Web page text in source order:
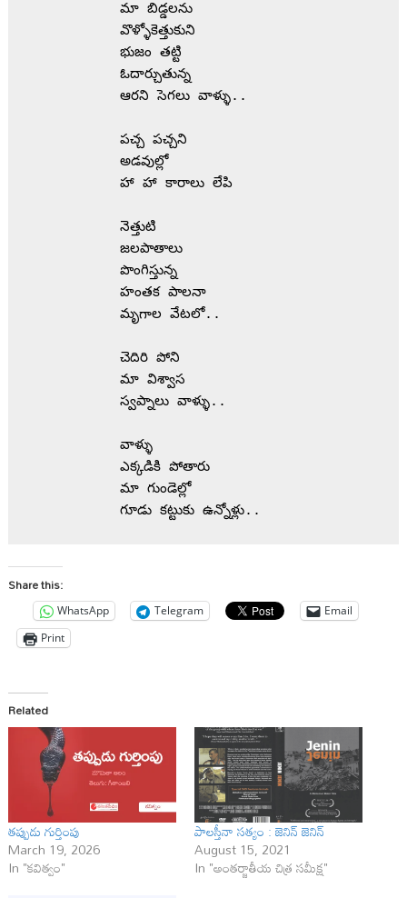
           మా బిడ్డలను
           వొళ్ళోకెత్తుకుని
           భుజం తట్టి
           ఓదార్చుతున్న
           ఆరని సెగలు వాళ్ళు..
           పచ్చ పచ్చని
           అడవుల్లో
           హా హా కారాలు లేపి
           నెత్తుటి
           జలపాతాలు
           పొంగిస్తున్న
           హంతక పాలనా
           మృగాల వేటలో..
           చెదిరి పోని
           మా విశ్వాస
           స్వప్నాలు వాళ్ళు..
           వాళ్ళు
           ఎక్కడికి పోతారు
           మా గుండెల్లో
           గూడు కట్టుకు ఉన్నోళ్లు..
Share this:
WhatsApp Telegram
Email
Print
Related
తప్పుడు గుర్తింపు
March 19, 2026
In "కవిత్వం"
పాలస్తీనా సత్యం : జెనిన్ జెనిన్
August 15, 2021
In "అంతర్జాతీయ చిత్ర సమీక్ష"